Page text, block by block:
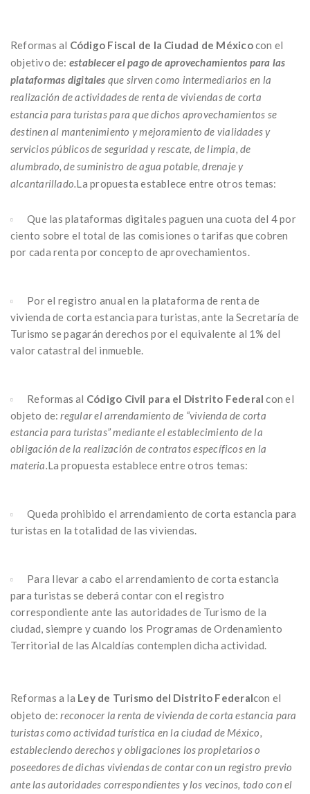
Reformas al Código Fiscal de la Ciudad de Méxicocon el
objetivo de: establecer el pago de aprovechamientos para las
plataformas digitales que sirven como intermediarios en la
realización de actividades de renta de viviendas de corta
estancia para turistas para que dichos aprovechamientos se
destinen al mantenimiento y mejoramiento de vialidades y
servicios públicos de seguridad y rescate, de limpia, de
alumbrado, de suministro de agua potable, drenaje y
alcantarillado.La propuesta establece entre otros temas:
Que las plataformas digitales paguen una cuota del 4 por
ciento sobre el total de las comisiones o tarifas que cobren
por cada renta por concepto de aprovechamientos.
Por el registro anual en la plataforma de renta de
vivienda de corta estancia para turistas, ante la Secretaría de
Turismo se pagarán derechos por el equivalente al 1% del
valor catastral del inmueble.
Reformas al Código Civil para el Distrito Federal con el
objeto de:regular el arrendamiento de “vivienda de corta
estancia para turistas” mediante el establecimiento de la
obligación de la realización de contratos específicos en la
materia.La propuesta establece entre otros temas:
Queda prohibido el arrendamiento de corta estancia para
turistas en la totalidad de las viviendas.
Para llevar a cabo el arrendamiento de corta estancia
para turistas se deberá contar con el registro
correspondiente ante las autoridades de Turismo de la
ciudad, siempre y cuando los Programas de Ordenamiento
Territorial de las Alcaldías contemplen dicha actividad.
Reformas a la Ley de Turismo del Distrito Federalcon el
objeto de:reconocer la renta de vivienda de corta estancia para
turistas como actividad turística en la ciudad de México,
estableciendo derechos y obligaciones los propietarios o
poseedores de dichas viviendas de contar con un registro previo
ante las autoridades correspondientes y los vecinos, todo con el